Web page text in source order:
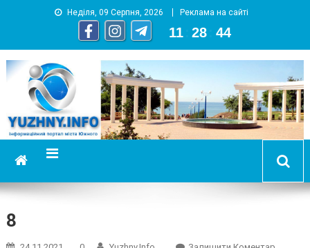
Неділя, 09 Серпня, 2026 Реклама на сайті
11 28 45
YUZHNY.INFO
информационный портал города Южный
8